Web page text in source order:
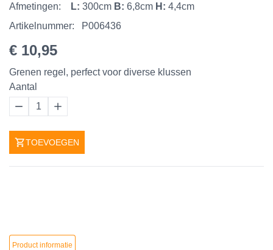
Afmetingen:
L: 300cm B: 6,8cm H: 4,4cm
Artikelnummer:
P006436
€ 10,95
Grenen regel, perfect voor diverse klussen
Aantal
1
TOEVOEGEN
Product informatie